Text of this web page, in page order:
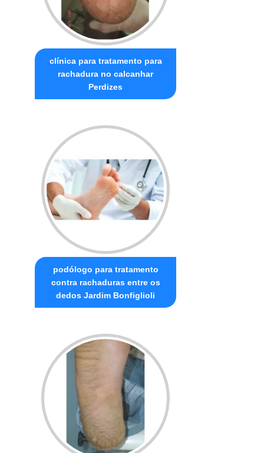
clínica para tratamento para
rachadura no calcanhar
Perdizes
podólogo para tratamento
contra rachaduras entre os
dedos Jardim Bonfiglioli